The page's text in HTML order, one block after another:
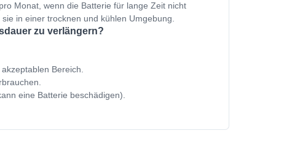
Monat, wenn die Batterie für lange Zeit nicht
in einer trocknen und kühlen Umgebung.
zu verlängern?
Bereich.
eine Batterie beschädigen).